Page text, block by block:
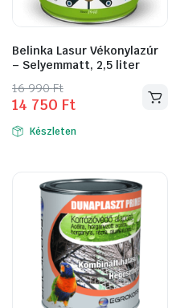
Belinka Lasur Vékonylazúr
– Selyemmatt, 2,5 liter
16 990Ft
Original
price
was:
14 750 Ft
Current
price
is: Készleten